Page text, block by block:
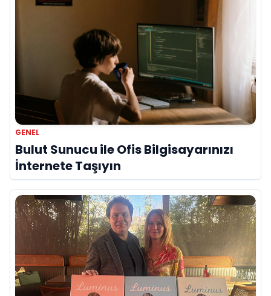
GENEL
Bulut Sunucu ile Ofis Bilgisayarınızı
İnternete Taşıyın